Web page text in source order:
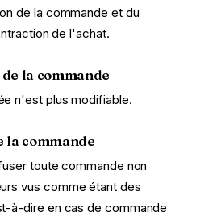
de la commande et du
de l'achat.
la commande
n'est plus modifiable.
la commande
toute commande non
vus comme étant des
à-dire en cas de commande